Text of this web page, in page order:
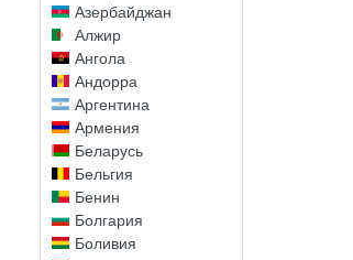
Азербайджан
Алжир
Ангола
Андорра
Аргентина
Армения
Беларусь
Бельгия
Бенин
Болгария
Боливия